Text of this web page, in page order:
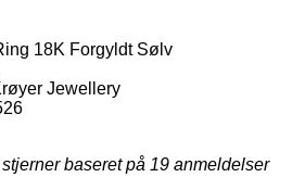
18K Forgyldt Sølv
Jewellery
baseret på 19 anmeldelser